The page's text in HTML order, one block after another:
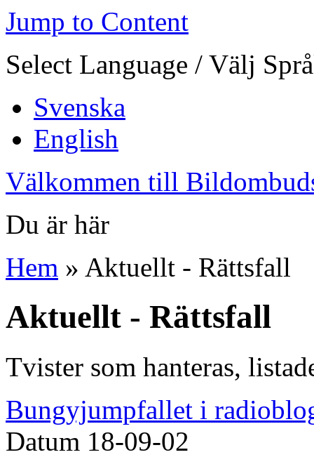
Jump to Content
Select Language / Välj
Svenska
English
Välkommen till
Du är här
Hem » Aktuellt - Rättsfall
Aktuellt - Rättsfall
Tvister som hanteras,
Bungyjumpfallet i
Datum 18-09-02